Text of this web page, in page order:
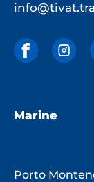
Marine
Porto